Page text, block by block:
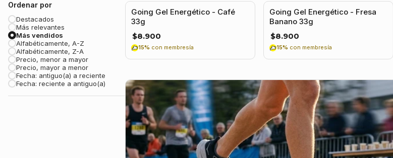
Ordenar por
Destacados
Más relevantes
Más vendidos
Alfabéticamente, A-Z
Alfabéticamente, Z-A
Precio, menor a mayor
Precio, mayor a menor
Fecha: antiguo(a) a reciente
Fecha: reciente a antiguo(a)
Going Gel Energético - Café
33g
$8.900
15% con membresía
Going Gel Energético - Fresa
Banano 33g
$8.900
15% con membresía